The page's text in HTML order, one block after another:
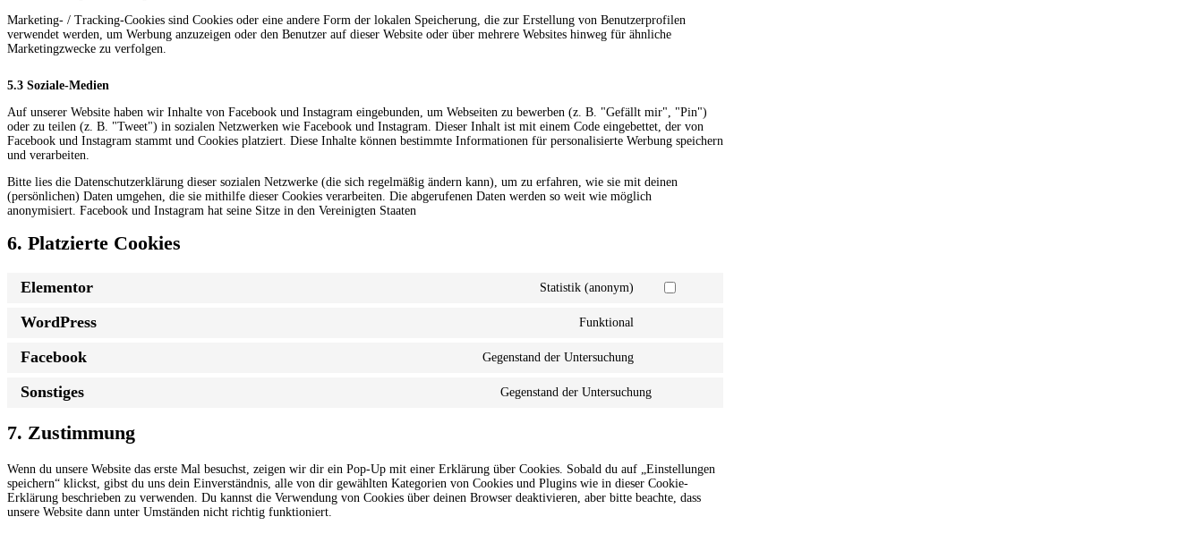
Marketing- / Tracking-Cookies sind Cookies oder eine andere Form der lokalen Speicherung, die zur Erstellung von Benutzerprofilen
verwendet werden, um Werbung anzuzeigen oder den Benutzer auf dieser Website oder über mehrere Websites hinweg für ähnliche
Marketingzwecke zu verfolgen.
5.3 Soziale-Medien
Auf unserer Website haben wir Inhalte von Facebook und Instagram eingebunden, um Webseiten zu bewerben (z. B. "Gefällt mir", "Pin")
oder zu teilen (z. B. "Tweet") in sozialen Netzwerken wie Facebook und Instagram. Dieser Inhalt ist mit einem Code eingebettet, der von
Facebook und Instagram stammt und Cookies platziert. Diese Inhalte können bestimmte Informationen für personalisierte Werbung speichern
und verarbeiten.
Bitte lies die Datenschutzerklärung dieser sozialen Netzwerke (die sich regelmäßig ändern kann), um zu erfahren, wie sie mit deinen
(persönlichen) Daten umgehen, die sie mithilfe dieser Cookies verarbeiten. Die abgerufenen Daten werden so weit wie möglich
anonymisiert. Facebook und Instagram hat seine Sitze in den Vereinigten Staaten
6. Platzierte Cookies
Elementor Statistik (anonym)
Consent
WordPress Funktional
Facebook Gegenstand der Untersuchung
service
Sonstiges Gegenstand der Untersuchung
7. Zustimmung
Wenn du unsere Website das erste Mal besuchst, zeigen wir dir ein Pop-Up mit einer Erklärung über Cookies. Sobald du auf „Einstellungen
speichern“ klickst, gibst du uns dein Einverständnis, alle von dir gewählten Kategorien von Cookies und Plugins wie in dieser Cookie-
Erklärung beschrieben zu verwenden. Du kannst die Verwendung von Cookies über deinen Browser deaktivieren, aber bitte beachte, dass
unsere Website dann unter Umständen nicht richtig funktioniert.